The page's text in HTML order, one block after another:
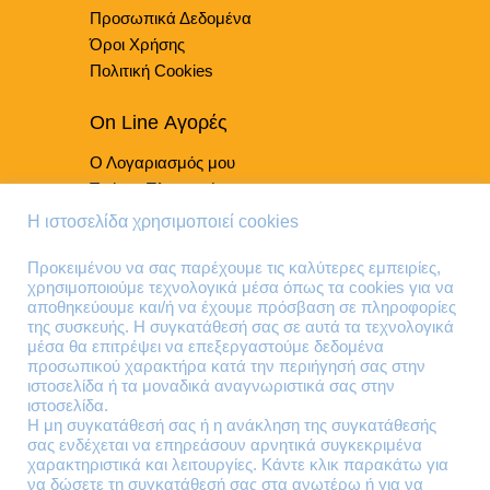
σελίδα
του
προϊόντος
Προσωπικά Δεδομένα
Όροι Χρήσης
Πολιτική Cookies
On Line Αγορές
Ο Λογαριασμός μου
Τρόποι Πληρωμής
Τρόποι Παράδοσης
Τηλέφωνα Επικοινωνίας
210 41 13 636
210 41 13 280
Διεύθυνση
Θηβών 220
Άγιος Ιωάννης
Η ιστοσελίδα χρησιμοποιεί cookies
Προκειμένου να σας παρέχουμε τις καλύτερες εμπειρίες,
χρησιμοποιούμε τεχνολογικά μέσα όπως τα cookies για να
αποθηκεύουμε και/ή να έχουμε πρόσβαση σε πληροφορίες
της συσκευής. Η συγκατάθεσή σας σε αυτά τα τεχνολογικά
μέσα θα επιτρέψει να επεξεργαστούμε δεδομένα
προσωπικού χαρακτήρα κατά την περιήγησή σας στην
ιστοσελίδα ή τα μοναδικά αναγνωριστικά σας στην
ιστοσελίδα.
Η μη συγκατάθεσή σας ή η ανάκληση της συγκατάθεσής
σας ενδέχεται να επηρεάσουν αρνητικά συγκεκριμένα
χαρακτηριστικά και λειτουργίες. Κάντε κλικ παρακάτω για
να δώσετε τη συγκατάθεσή σας στα ανωτέρω ή για να